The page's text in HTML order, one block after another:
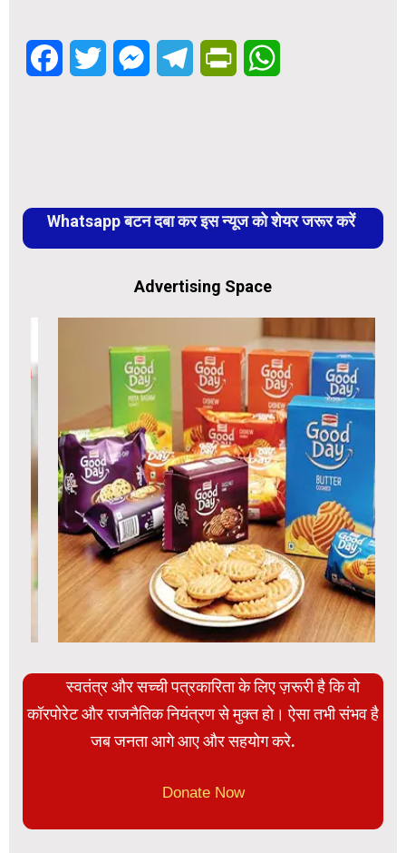
FacebookTwitter MessengerTelegramPrintFriendly
Whatsapp बटन दबा कर इस न्यूज को शेयर जरूर करें
Advertising Space
स्वतंत्र और सच्ची पत्रकारिता के लिए ज़रूरी है कि वो
कॉरपोरेट और राजनैतिक नियंत्रण से मुक्त हो। ऐसा तभी संभव है
जब जनता आगे आए और सहयोग करे.
Donate Now